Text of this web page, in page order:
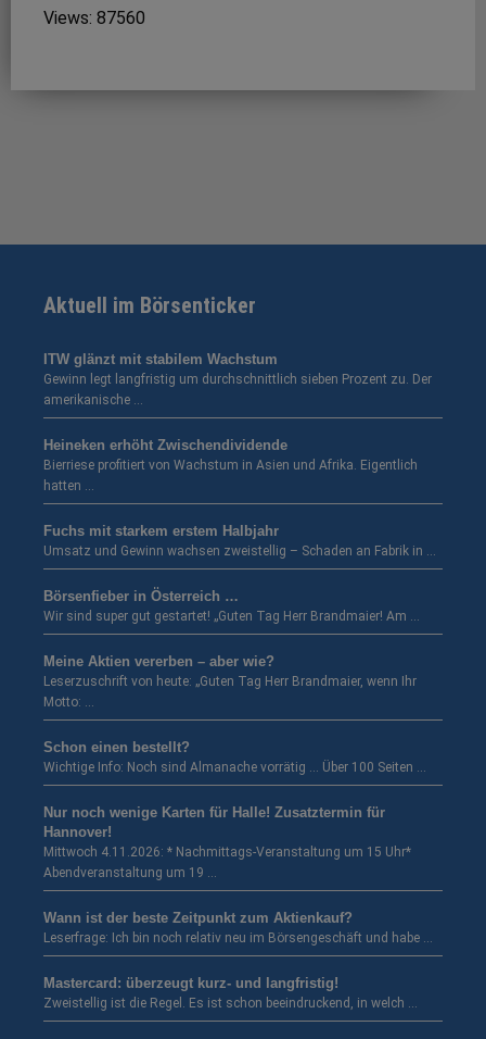
Views: 87560
Aktuell im Börsenticker
ITW glänzt mit stabilem Wachstum
Gewinn legt langfristig um durchschnittlich sieben Prozent zu. Der
amerikanische …
Heineken erhöht Zwischendividende
Bierriese profitiert von Wachstum in Asien und Afrika. Eigentlich
hatten …
Fuchs mit starkem erstem Halbjahr
Umsatz und Gewinn wachsen zweistellig – Schaden an Fabrik in …
Börsenfieber in Österreich …
Wir sind super gut gestartet! „Guten Tag Herr Brandmaier! Am …
Meine Aktien vererben – aber wie?
Leserzuschrift von heute: „Guten Tag Herr Brandmaier, wenn Ihr
Motto: …
Schon einen bestellt?
Wichtige Info: Noch sind Almanache vorrätig … Über 100 Seiten …
Nur noch wenige Karten für Halle! Zusatztermin für
Hannover!
Mittwoch 4.11.2026: * Nachmittags-Veranstaltung um 15 Uhr*
Abendveranstaltung um 19 …
Wann ist der beste Zeitpunkt zum Aktienkauf?
Leserfrage: Ich bin noch relativ neu im Börsengeschäft und habe …
Mastercard: überzeugt kurz- und langfristig!
Zweistellig ist die Regel. Es ist schon beeindruckend, in welch …